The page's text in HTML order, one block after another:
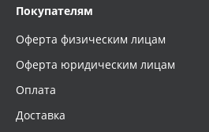
Покупателям
Оферта физическим лицам
Оферта юридическим лицам
Оплата
Доставка